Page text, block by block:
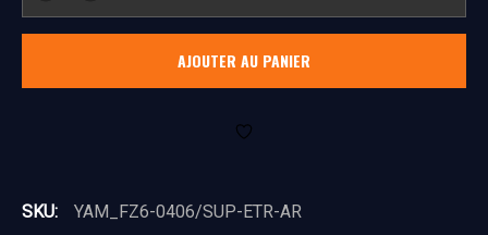
Support
AJOUTER AU PANIER
SKU:
YAM_FZ6-0406/SUP-ETR-AR